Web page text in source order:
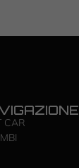
CAR